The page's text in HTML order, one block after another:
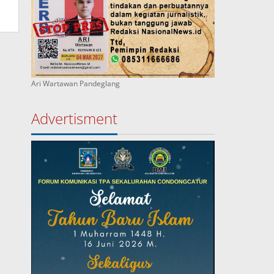
Ari Wartawan Pandeglang
Advertisment